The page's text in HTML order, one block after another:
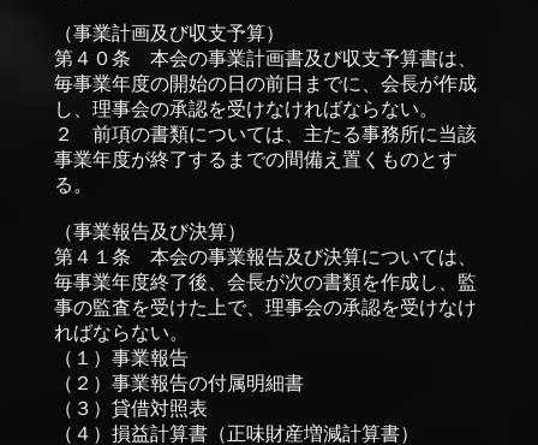
（事業計画及び収支予算）
第４０条 本会の事業計画書及び収支予算書は、
毎事業年度の開始の日の前日までに、会長が作成
し、理事会の承認を受けなければならない。
２ 前項の書類については、主たる事務所に当該
事業年度が終了するまでの間備え置くものとす
る。
（事業報告及び決算）
第４１条 本会の事業報告及び決算については、
毎事業年度終了後、会長が次の書類を作成し、監
事の監査を受けた上で、理事会の承認を受けなけ
ればならない。
（１）事業報告
（２）事業報告の付属明細書
（３）貸借対照表
（４）損益計算書（正味財産増減計算書）